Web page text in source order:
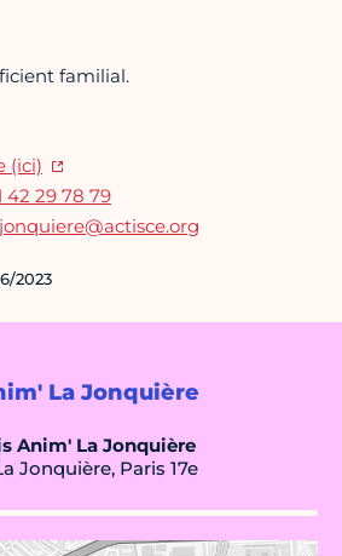
La Jonquière
Anim' La Jonquière
Jonquière, Paris 17e
familial.
(ici)
42 29 78 79
2023